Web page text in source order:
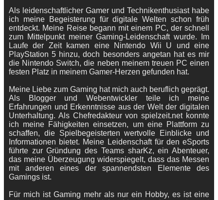
Als leidenschaftlicher Gamer und Technikenthusiast habe
ich meine Begeisterung für digitale Welten schon früh
entdeckt. Meine Reise begann mit einem PC, der schnell
zum Mittelpunkt meiner Gaming-Leidenschaft wurde. Im
Laufe der Zeit kamen eine Nintendo Wii U und eine
PlayStation 5 hinzu, doch besonders angetan hat es mir
die Nintendo Switch, die neben meinem treuen PC einen
festen Platz in meinem Gamer-Herzen gefunden hat.
Meine Liebe zum Gaming hat mich auch beruflich geprägt.
Als Blogger und Webentwickler teile ich meine
Erfahrungen und Erkenntnisse aus der Welt der digitalen
Unterhaltung. Als Chefredakteur von spielzeit.net konnte
ich meine Fähigkeiten einsetzen, um eine Plattform zu
schaffen, die Spielbegeisterten wertvolle Einblicke und
Informationen bietet. Meine Leidenschaft für den eSports
führte zur Gründung des Teams sharKz, ein Abenteuer,
das meine Überzeugung widerspiegelt, dass das Messen
mit anderen eines der spannendsten Elemente des
Gamings ist.
Für mich ist Gaming mehr als nur ein Hobby, es ist eine